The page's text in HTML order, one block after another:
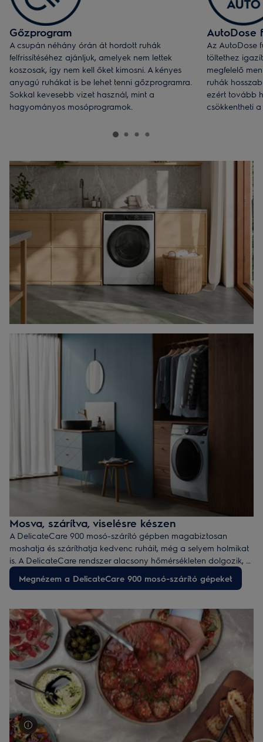
Gőzprogram
A csupán néhány órán át hordott ruhák
felfrissítéséhez ajánljuk, amelyek nem lettek
koszosak, így nem kell őket kimosni. A kényes
anyagú ruhákat is be lehet tenni gőzprogramra.
Sokkal kevesebb vizet használ, mint a
hagyományos mosóprogramok.
AutoDose
Az AutoDose
töltethez
megfelelő
ruhák
ezért tovább
csökkentheti
Mosva, szárítva, viselésre készen
A DelicateCare 900 mosó-szárító gépben magabiztosan
moshatja és száríthatja kedvenc ruháit, még a selyem holmikat
is. A DelicateCare rendszer alacsony hőmérsékleten dolgozik, a
dob mozgását pedig az anyaghoz igazítja.
Megnézem a DelicateCare 900 mosó-szárító gépeket